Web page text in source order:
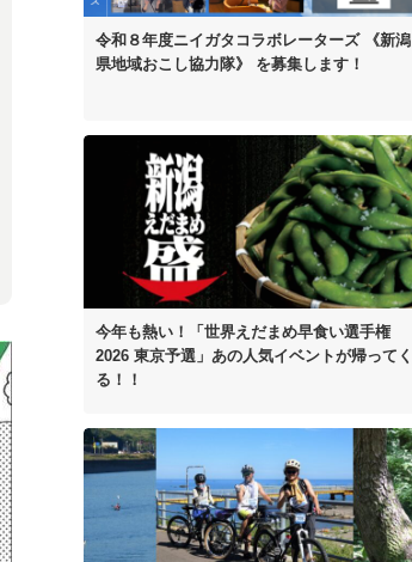
令和８年度ニイガタコラボレーターズ
《新潟
県地域おこし協力隊》 を募集します！
今年も熱い！
「世界えだまめ早食い選手権
2026 東京予選」 あの人気イベントが帰ってく
る！！